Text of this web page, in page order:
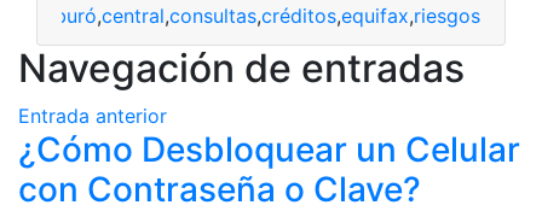
buró,central,consultas,créditos,equifax,riesgos
Navegación de entradas
Entrada anterior
¿Cómo Desbloquear un Celular
con Contraseña o Clave?